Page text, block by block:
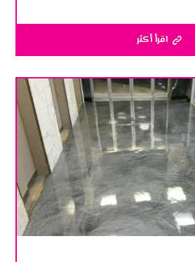
اقرأ أكثر